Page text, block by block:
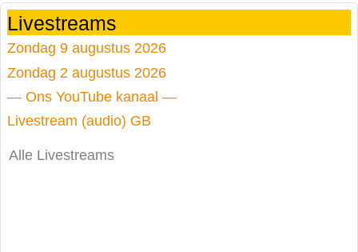
Livestreams
Zondag 9 augustus 2026
Zondag 2 augustus 2026
— Ons YouTube kanaal —
Livestream (audio) GB
Alle Livestreams